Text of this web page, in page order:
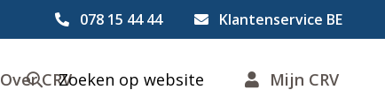
078 15 44 44 Klantenservice BE
Over CRVZoeken op website Mijn CRV